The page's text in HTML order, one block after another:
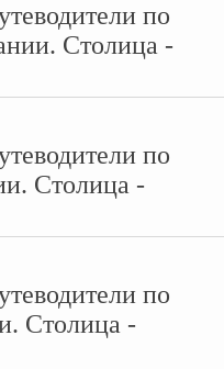
по
Столица -
по
Столица -
по
Столица -